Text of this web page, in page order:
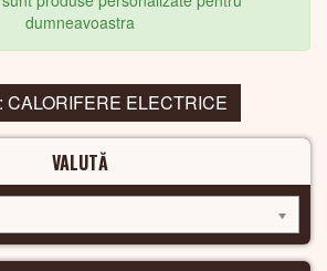
dumneavoastra
CALORIFERE ELECTRICE
VALUTĂ